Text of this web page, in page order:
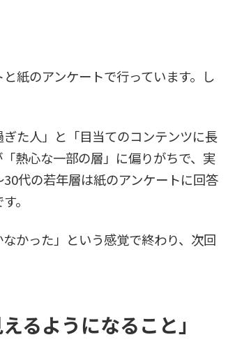
紙のアンケートで行っています。し
た人」と「目当てのコンテンツに長
熱心な一部の層」に偏りがちで、実
代の若年層は紙のアンケートに回答
。
かった」という感覚で終わり、次回
るようになること」